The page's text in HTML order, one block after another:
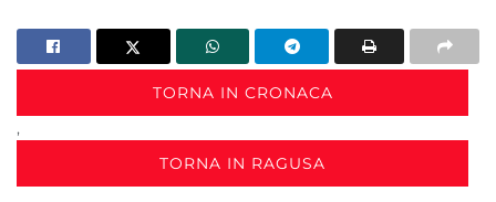
TORNA IN CRONACA
,
TORNA IN RAGUSA